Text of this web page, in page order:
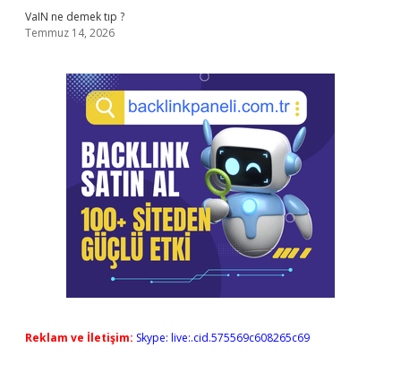
VaIN ne demek tıp ?
Temmuz 14, 2026
Reklam ve İletişim: Skype: live:.cid.575569c608265c69